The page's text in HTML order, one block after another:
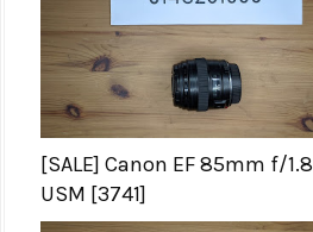
[SALE] Canon EF 85mm f/1.8
USM [3741]